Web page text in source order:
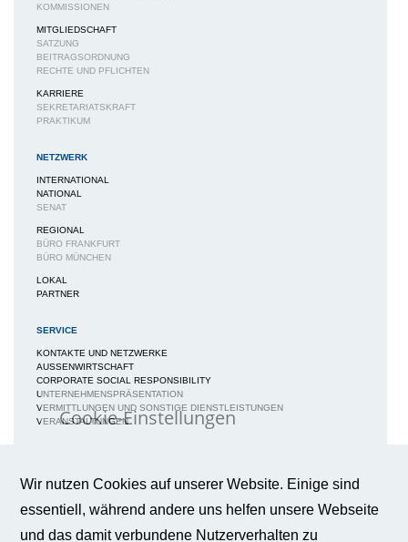
KOMMISSIONEN
MITGLIEDSCHAFT
SATZUNG
BEITRAGSORDNUNG
RECHTE UND PFLICHTEN
KARRIERE
SEKRETARIATSKRAFT
PRAKTIKUM
NETZWERK
INTERNATIONAL
NATIONAL
SENAT
REGIONAL
BÜRO FRANKFURT
BÜRO MÜNCHEN
LOKAL
PARTNER
SERVICE
KONTAKTE UND NETZWERKE
AUSSENWIRTSCHAFT
CORPORATE SOCIAL RESPONSIBILITY
UNTERNEHMENSPRÄSENTATION
VERMITTLUNGEN UND SONSTIGE DIENSTLEISTUNGEN
VERANSTALTUNGEN
NEWS / BERICHTE / ARTIKEL
BROSCHÜREN
FAQS
Wir nutzen Cookies auf unserer Website. Einige sind
essentiell, während andere uns helfen unsere Webseite
und das damit verbundene Nutzerverhalten zu
Cookie-Einstellungen
Nutzungserlebnis zu gewährleisten.